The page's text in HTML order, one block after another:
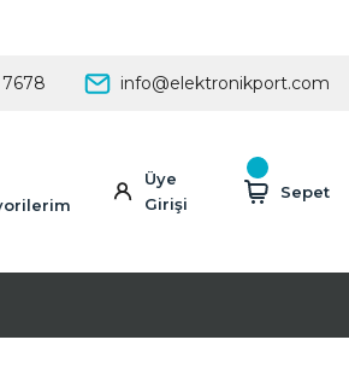
info@elektronikport.com
Üye
Girişi
Sepet